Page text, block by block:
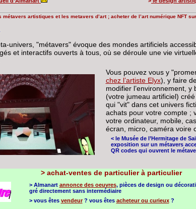
métavers artistiques et les metavers d’art ; acheter de l’art numérique NFT
univers, "métavers" évoque des mondes artificiels
et interactifs ouverts à tous, où se déroule une vie
Vous pouvez vous y
chez l’artiste Elyx), y faire
modifier l’environnement,
(votre jumeau artificiel)
qui "vit" dans cet univers
achats pour votre compte ;
votre ordinateur, mobile,
écran, micro, caméra voire
< le Musée de l’Hermitage de
exposition sur un métavers
QR codes qui ouvrent le
> achat-ventes de particulier à particulier
> Almanart annonce des oeuvres, pièces de design ou
gré directement sans intermédiaire
> vous êtes vendeur? vous êtes acheteur ou curieux?